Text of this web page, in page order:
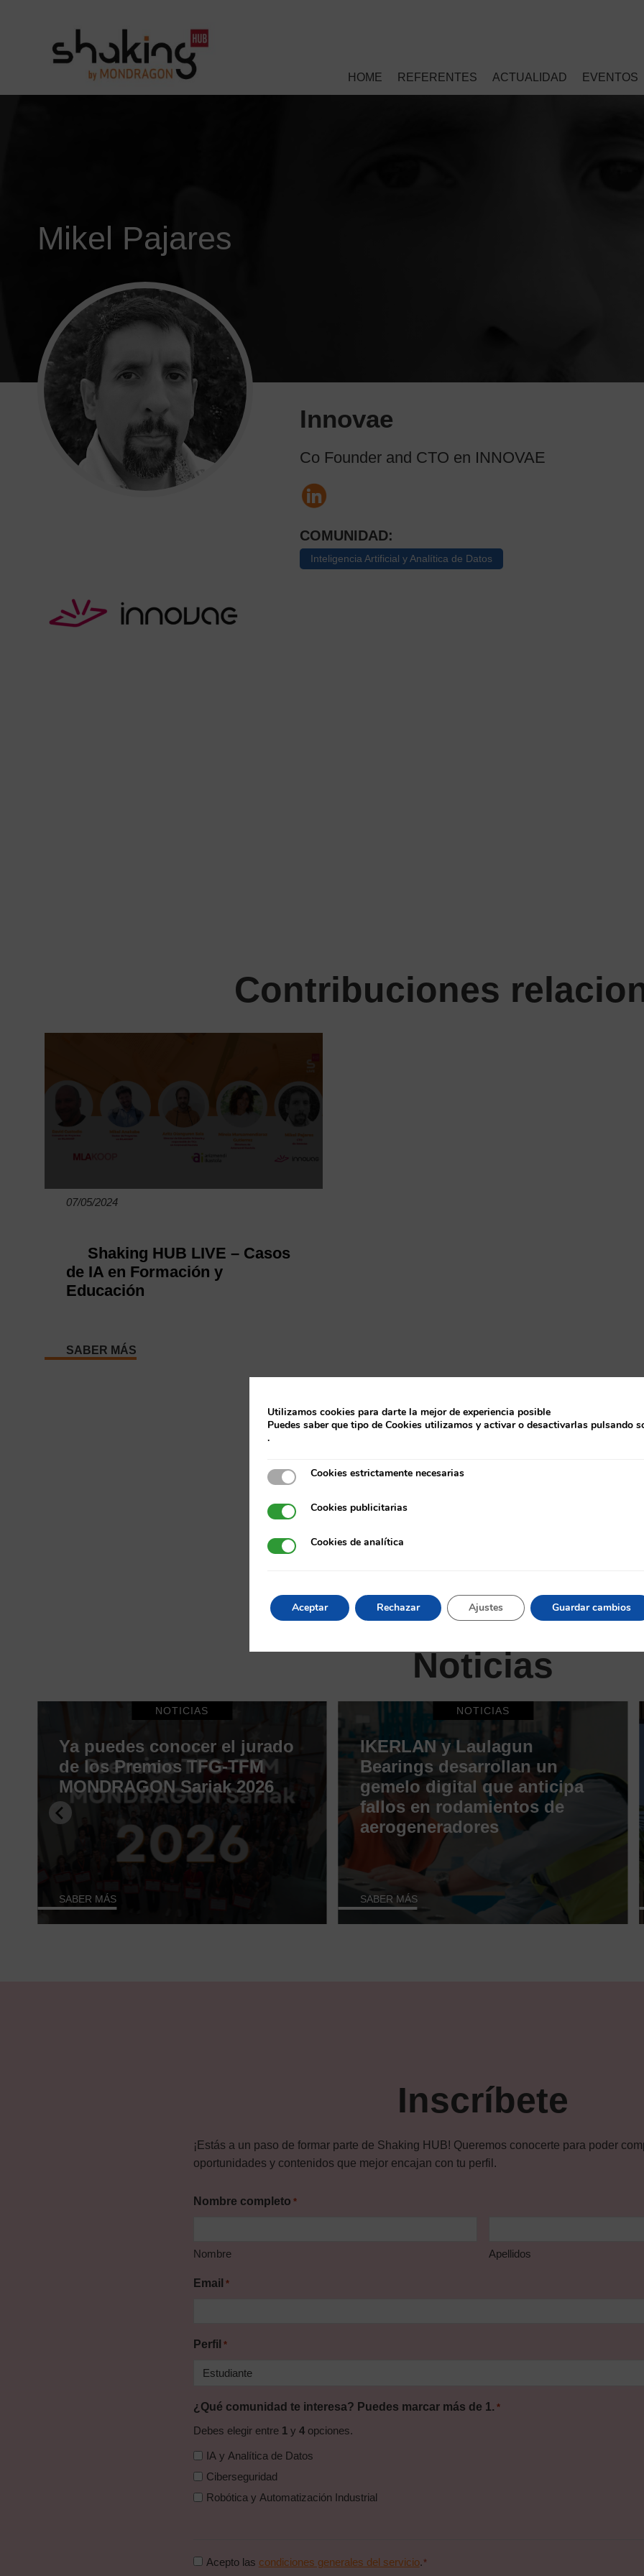
HOME REFERENTES ACTUALIDAD EVENTOS
Mikel Pajares
Innovae
Co Founder and CTO en INNOVAE
COMUNIDAD:
Inteligencia Artificial y Analítica de Datos
Contribuciones
07/05/2024
Shaking HUB LIVE – Casos
de IA en Formación y
Educación
SABER MÁS
Noticias
NOTICIAS
Ya puedes conocer el jurado
de los Premios TFG-TFM
MONDRAGON Sariak 2026
SABER MÁS
NOTICIAS
IKERLAN y Laulagun
Bearings desarrollan un
gemelo digital que anticipa
fallos en rodamientos de
aerogeneradores
SABER MÁS
Inscríbete
¡Estás a un paso de formar parte de Shaking HUB! Queremos conocerte para poder
oportunidades y contenidos que mejor encajan con tu perfil.
Nombre completo *
Nombre Apellidos
Email *
Perfil *
¿Qué comunidad te interesa? Puedes marcar más de 1. *
Debes elegir entre 1y 4opciones.
IA y Analítica de Datos
Ciberseguridad
Robótica y Automatización Industrial
Consentimiento
Acepto las condiciones generales del servicio. *
Utilizamos cookies para darte la mejor de experiencia posible
Puedes saber que tipo de Cookies utilizamos y activar o desactivarlas pulsando
.
Cookies estrictamente necesarias
Cookies estrictamente necesarias
Cookies publicitarias
Cookies publicitarias
Cookies de analítica
Cookies de analítica
Aceptar Rechazar Ajustes Guardar cambios